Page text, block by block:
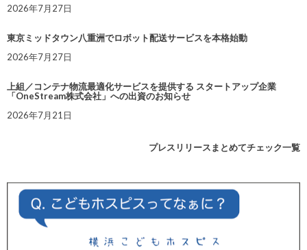
2026年7月27日
東京ミッドタウン八重洲でロボット配送サービスを本格始動
2026年7月27日
上組／コンテナ物流最適化サービスを提供する スタートアップ企業
「OneStream株式会社」への出資のお知らせ
2026年7月21日
プレスリリースまとめてチェック一覧